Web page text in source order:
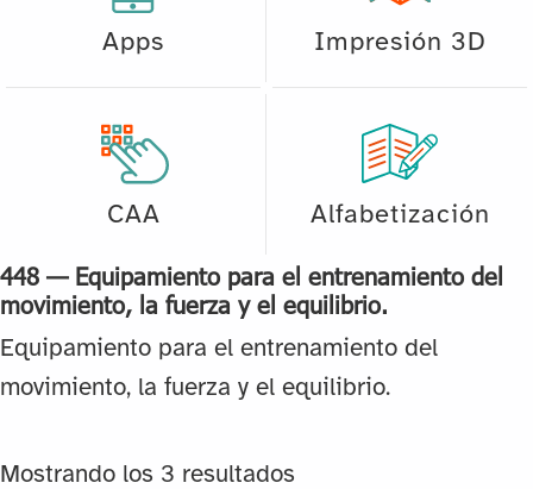
Apps Impresión 3D
CAA Alfabetización
448 — Equipamiento para el entrenamiento del
movimiento, la fuerza y el equilibrio.
Equipamiento para el entrenamiento del
movimiento, la fuerza y el equilibrio.
Mostrando los 3 resultados